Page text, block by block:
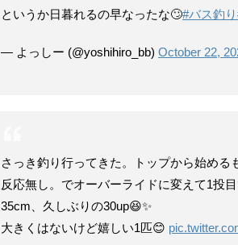
というか日暮れるの早なったな🙄#バス釣り
— よっしー (@yoshihiro_bb) October 22,
さっき釣り行ってきた。トップから始め
反応無し。でオーバーライドに変えて1投
35cm、久しぶりの30up😆✨
大きくはないけど嬉しい1匹😊